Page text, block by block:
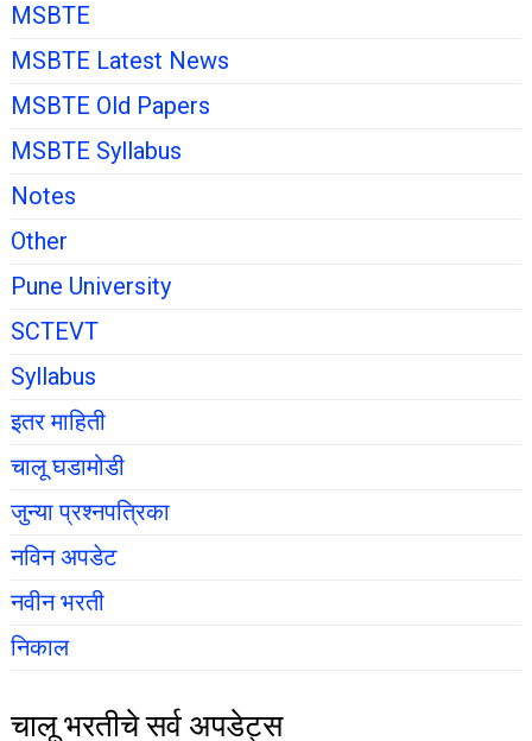
MSBTE
MSBTE Latest News
MSBTE Old Papers
MSBTE Syllabus
Notes
Other
Pune University
SCTEVT
Syllabus
इतर माहिती
चालू घडामोडी
जुन्या प्रश्नपत्रिका
नविन अपडेट
नवीन भरती
निकाल
चालू भरतीचे सर्व अपडेट्स